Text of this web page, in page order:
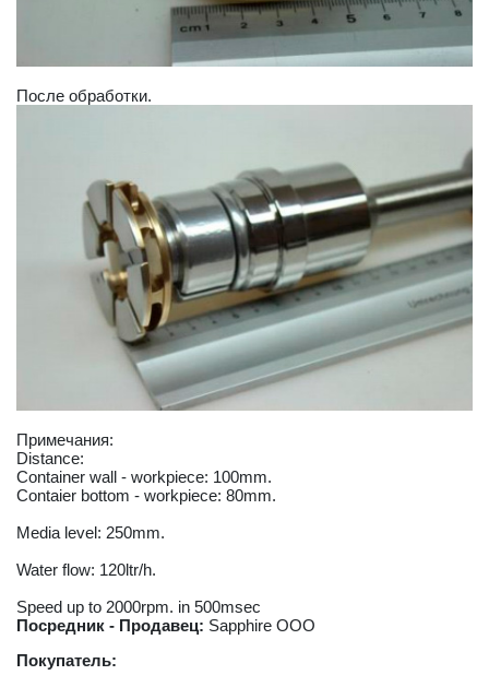
После обработки.
Примечания:
Distance:
Container wall - workpiece: 100mm.
Contaier bottom - workpiece: 80mm.
Media level: 250mm.
Water flow: 120ltr/h.
Speed up to 2000rpm. in 500msec
Посредник - Продавец: Sapphire OOO
Покупатель: